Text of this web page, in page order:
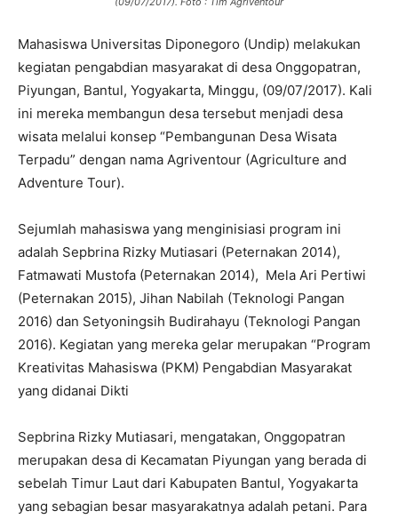
Mahasiswa Universitas Diponegoro (Undip) melakukan
kegiatan pengabdian masyarakat di desa Onggopatran,
Piyungan, Bantul, Yogyakarta, Minggu, (09/07/2017). Kali
ini mereka membangun desa tersebut menjadi desa
wisata melalui konsep “Pembangunan Desa Wisata
Terpadu” dengan nama Agriventour (Agriculture and
Adventure Tour).
Sejumlah mahasiswa yang menginisiasi program ini
adalah Sepbrina Rizky Mutiasari (Peternakan 2014),
Fatmawati Mustofa (Peternakan 2014), Mela Ari Pertiwi
(Peternakan 2015), Jihan Nabilah (Teknologi Pangan
2016) dan Setyoningsih Budirahayu (Teknologi Pangan
2016). Kegiatan yang mereka gelar merupakan “Program
Kreativitas Mahasiswa (PKM) Pengabdian Masyarakat
yang didanai Dikti
Sepbrina Rizky Mutiasari, mengatakan, Onggopatran
merupakan desa di Kecamatan Piyungan yang berada di
sebelah Timur Laut dari Kabupaten Bantul, Yogyakarta
yang sebagian besar masyarakatnya adalah petani. Para